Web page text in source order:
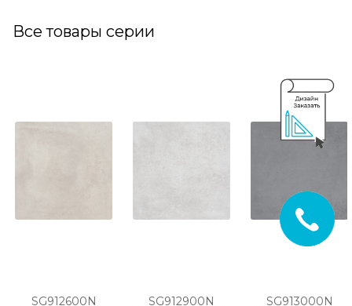
Все товары серии
SG912600N
SG912900N
SG913000N